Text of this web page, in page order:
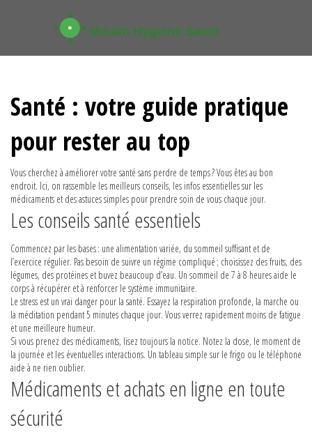
Santé : votre guide pratique
pour rester au top
Vous cherchez à améliorer votre santé sans perdre de temps ? Vous êtes au bon
endroit. Ici, on rassemble les meilleurs conseils, les infos essentielles sur les
médicaments et des astuces simples pour prendre soin de vous chaque jour.
Les conseils santé essentiels
Commencez par les bases : une alimentation variée, du sommeil suffisant et de
l’exercice régulier. Pas besoin de suivre un régime compliqué ; choisissez des fruits, des
légumes, des protéines et buvez beaucoup d’eau. Un sommeil de 7 à 8 heures aide le
corps à récupérer et à renforcer le système immunitaire.
Le stress est un vrai danger pour la santé. Essayez la respiration profonde, la marche ou
la méditation pendant 5 minutes chaque jour. Vous verrez rapidement moins de fatigue
et une meilleure humeur.
Si vous prenez des médicaments, lisez toujours la notice. Notez la dose, le moment de
la journée et les éventuelles interactions. Un tableau simple sur le frigo ou le téléphone
aide à ne rien oublier.
Médicaments et achats en ligne en toute
sécurité